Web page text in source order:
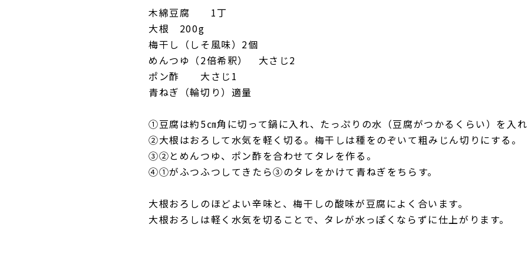
木綿豆腐 1丁
大根 200g
梅干し（しそ風味）2個
めんつゆ（2倍希釈） 大さじ2
ポン酢 大さじ1
青ねぎ（輪切り）適量
①豆腐は約5㎝角に切って鍋に入れ、たっぷりの水（豆腐がつかるくらい）を入れ
②大根はおろして水気を軽く切る。梅干しは種をのぞいて粗みじん切りにする。
③②とめんつゆ、ポン酢を合わせてタレを作る。
④①がふつふつしてきたら③のタレをかけて青ねぎをちらす。
大根おろしのほどよい辛味と、梅干しの酸味が豆腐によく合います。
大根おろしは軽く水気を切ることで、タレが水っぽくならずに仕上がります。